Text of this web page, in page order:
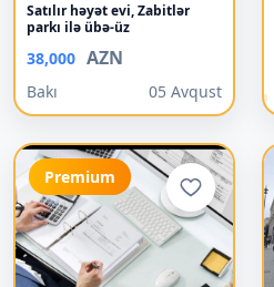
Satılır həyət evi, Zabitlər
parkı ilə übə-üz
38,000 AZN
Bakı 05 Avqust
Premium